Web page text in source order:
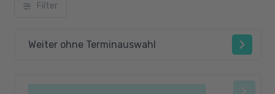
Filter
Weiter ohne Terminauswahl